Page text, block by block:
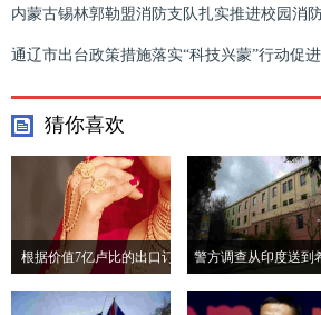
猜你喜欢
根据价值7亿卢比的出口订
单，Goldiam International股
警方调查从印度送到
可疑信封